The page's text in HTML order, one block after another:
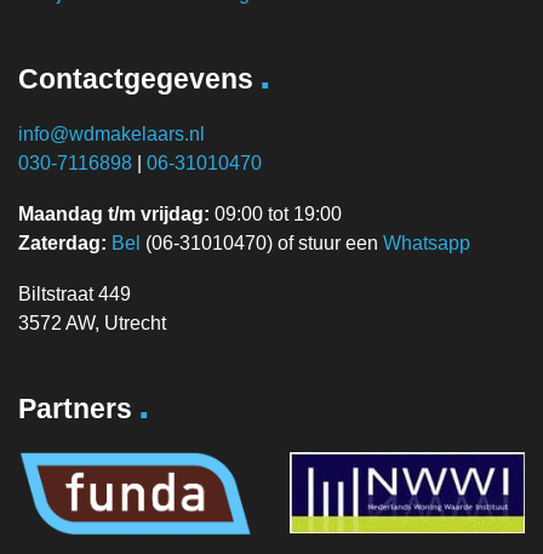
Contactgegevens .
info@wdmakelaars.nl
030-7116898
06-31010470
Maandag t/m vrijdag: 09:00 tot 19:00
Zaterdag: Bel (06-31010470) of stuur een Whatsapp
Biltstraat 449
3572 AW, Utrecht
Partners .